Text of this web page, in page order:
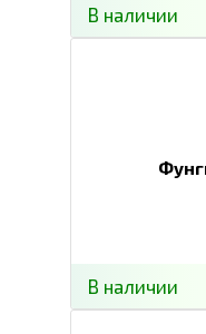
В наличии
В наличии